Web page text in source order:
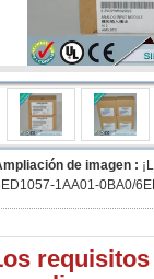
de imagen :
1AA01-0BA0/